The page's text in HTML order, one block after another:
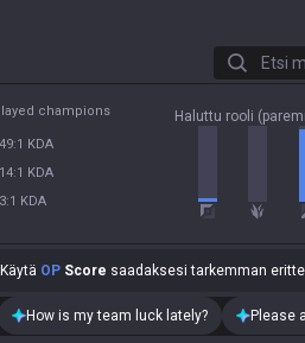
Etsi
champions
KDA
KDA
KDA
Haluttu rooli
Käytä OP Score saadaksesi tarkemman
How is my team luck lately? Please